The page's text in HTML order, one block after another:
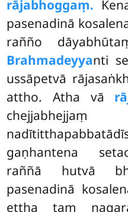
rājabhoggaṃ.
pasenadinā
rañño
Brahmadeyyanti
ussāpetvā
attho. Atha vā
gaṇhantena
raññā hutvā
pasenadinā
ettha taṃ